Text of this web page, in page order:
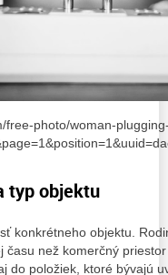
free-photo/woman-
typ objektu
konkrétneho objektu.
než komerčný
do položiek, ktoré bývajú